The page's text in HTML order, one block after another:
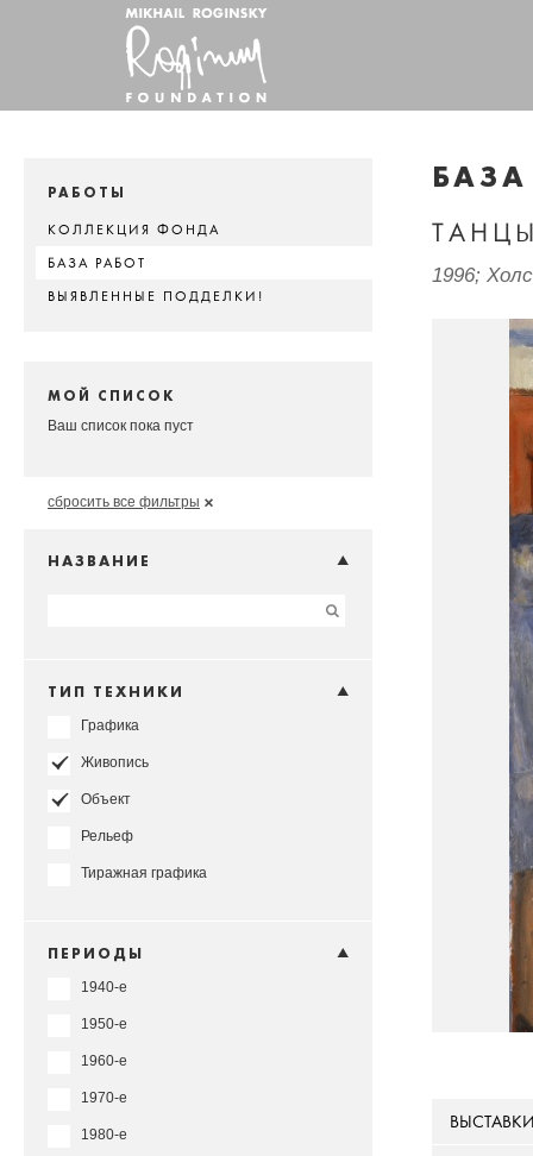
РАБОТЫ
КОЛЛЕКЦИЯ ФОНДА
БАЗА РАБОТ
ВЫЯВЛЕННЫЕ ПОДДЕЛКИ!
МОЙ СПИСОК
Ваш список пока пуст
сбросить все фильтры
НАЗВАНИЕ
ТИП ТЕХНИКИ
Графика
Живопись
Объект
Рельеф
Тиражная графика
ПЕРИОДЫ
1940-е
1950-е
1960-е
1970-е
1980-е
1996;